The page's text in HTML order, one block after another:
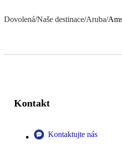
Dovolená/Naše destinace/Aruba/
Kontakt
Kontaktujte nás